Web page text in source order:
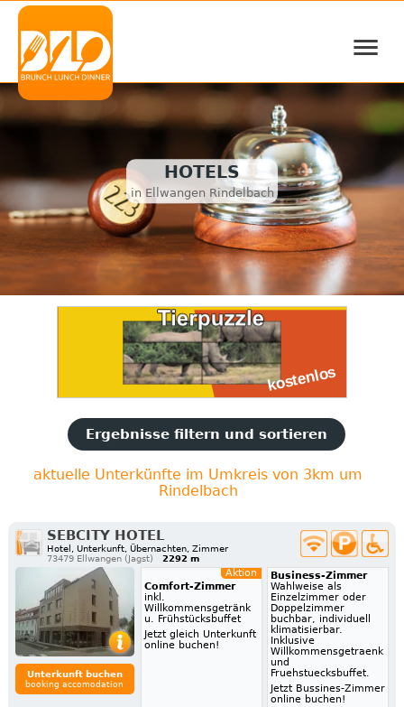
≡
HOTELS
in Ellwangen Rindelbach
Ergebnisse filtern und sortieren
aktuelle Unterkünfte im Umkreis von 3km um
Rindelbach
SEBCITY HOTEL
Hotel, Unterkunft, Übernachten, Zimmer
73479 Ellwangen (Jagst)
2292 m
Unterkunft buchen
booking accomodation
Aktion
Comfort-Zimmer
inkl.
Willkommensgetränk
u. Frühstücksbuffet
Jetzt gleich Unterkunft
online buchen!
Business-Zimmer
Wahlweise als
Einzelzimmer oder
Doppelzimmer
buchbar, individuell
klimatisierbar.
Inklusive
Willkommensgetraenk
und
Fruehstuecksbuffet.
Jetzt Bussines-Zimmer
online buchen!